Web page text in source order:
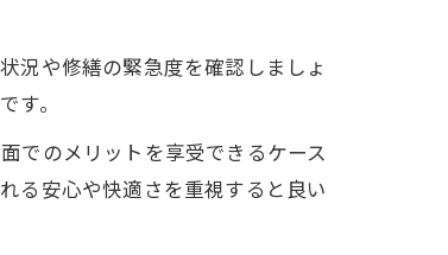
況や修繕の緊急度を確認しましょ
す。
でのメリットを享受できるケース
る安心や快適さを重視すると良い